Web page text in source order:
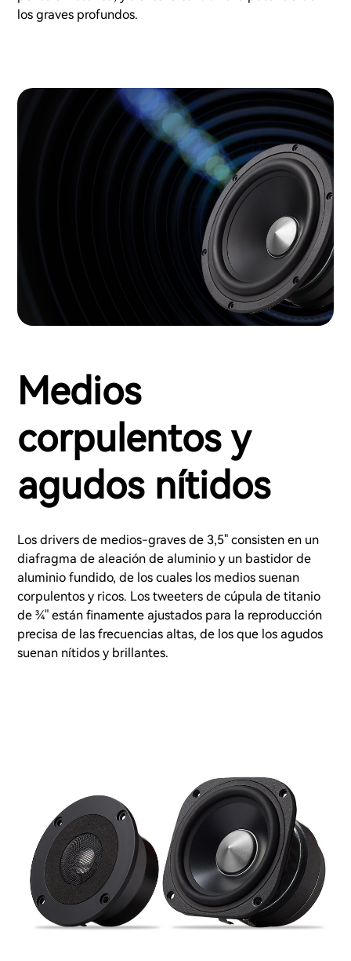
los graves profundos.
Medios
corpulentos y
agudos nítidos
Los drivers de medios-graves de 3,5" consisten en un
diafragma de aleación de aluminio y un bastidor de
aluminio fundido, de los cuales los medios suenan
corpulentos y ricos. Los tweeters de cúpula de titanio
de ¾" están finamente ajustados para la reproducción
precisa de las frecuencias altas, de los que los agudos
suenan nítidos y brillantes.